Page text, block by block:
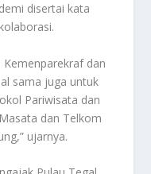
disertai kata
Kemenparekraf dan
sama juga untuk
Pariwisata dan
dan Telkom
ujarnya.